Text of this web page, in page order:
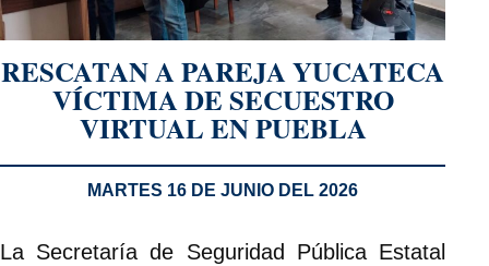
RESCATAN A PAREJA YUCATECA
VÍCTIMA DE SECUESTRO
VIRTUAL EN PUEBLA
MARTES 16 DE JUNIO DEL 2026
La Secretaría de Seguridad Pública Estatal